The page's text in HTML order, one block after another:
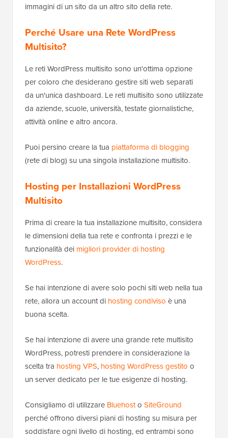
immagini di un sito da un altro sito della rete.
Perché Usare una Rete WordPress
Multisito?
Le reti WordPress multisito sono un'ottima opzione
per coloro che desiderano gestire siti web separati
da un'unica dashboard. Le reti multisito sono utilizzate
da aziende, scuole, università, testate giornalistiche,
attività online e altro ancora.
Puoi persino creare la tua piattaforma di blogging
(rete di blog) su una singola installazione multisito.
Hosting per Installazioni WordPress
Multisito
Prima di creare la tua installazione multisito, considera
le dimensioni della tua rete e confronta i prezzi e le
funzionalità dei migliori provider di hosting
WordPress.
Se hai intenzione di avere solo pochi siti web nella tua
rete, allora un account di hosting condiviso è una
buona scelta.
Se hai intenzione di avere una grande rete multisito
WordPress, potresti prendere in considerazione la
scelta tra hosting VPS, hosting WordPress gestito o
un server dedicato per le tue esigenze di hosting.
Consigliamo di utilizzare Bluehosto SiteGround
perché offrono diversi piani di hosting su misura per
soddisfare ogni livello di hosting, ed entrambi sono